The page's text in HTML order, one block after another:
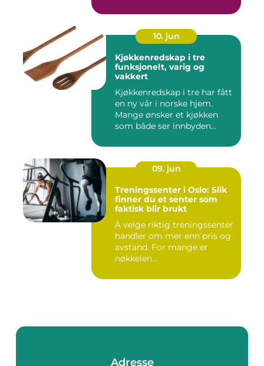
10. jun
Kjøkkenredskap i tre
funksjonelt, varig og
vakkert
Kjøkkenredskap i tre har fått
en ny vår i norske hjem.
Mange ønsker et kjøkken
som både ser innbyden...
09. jun
Treningssenter i Oslo: Slik
finner du et senter som
faktisk blir brukt
Å velge riktig treningssenter
handler om mer enn pris og
avstand. For mange er
nøkkelen...
Adresse